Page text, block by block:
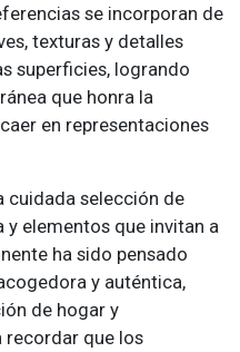
se incorporan de
texturas y detalles
superficies, logrando
que honra la
en representaciones
cuidada selección de
elementos que invitan a
ha sido pensado
y auténtica,
de hogar y
recordar que los